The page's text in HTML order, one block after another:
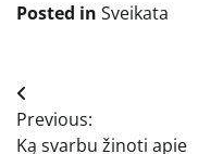
Posted in Sveikata
Navigacija
tarp
Previous:
Ką svarbu žinoti apie